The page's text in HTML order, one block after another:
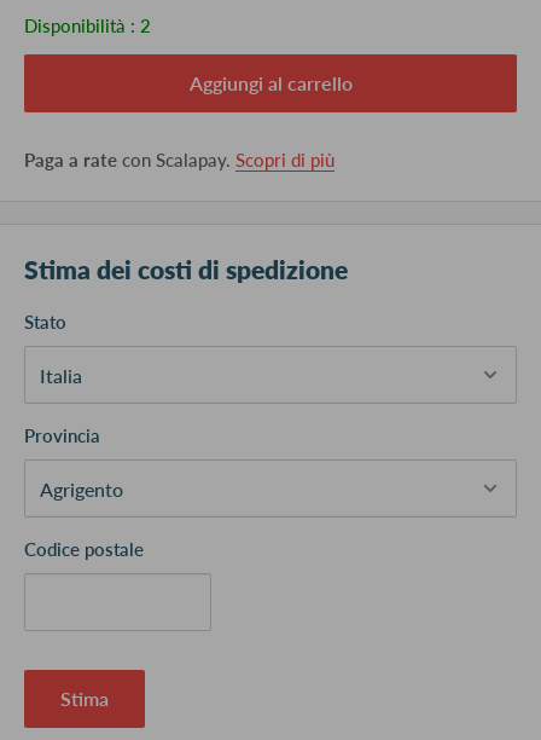
Disponibilità : 2
Aggiungi al carrello
Paga a rate con Scalapay. Scopri di più
Stima dei costi di spedizione
Stato
Provincia
Codice postale
Stima